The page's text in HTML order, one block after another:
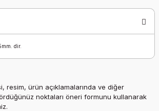
dir.
resim, ürün açıklamalarında ve diğer
noktaları öneri formunu kullanarak